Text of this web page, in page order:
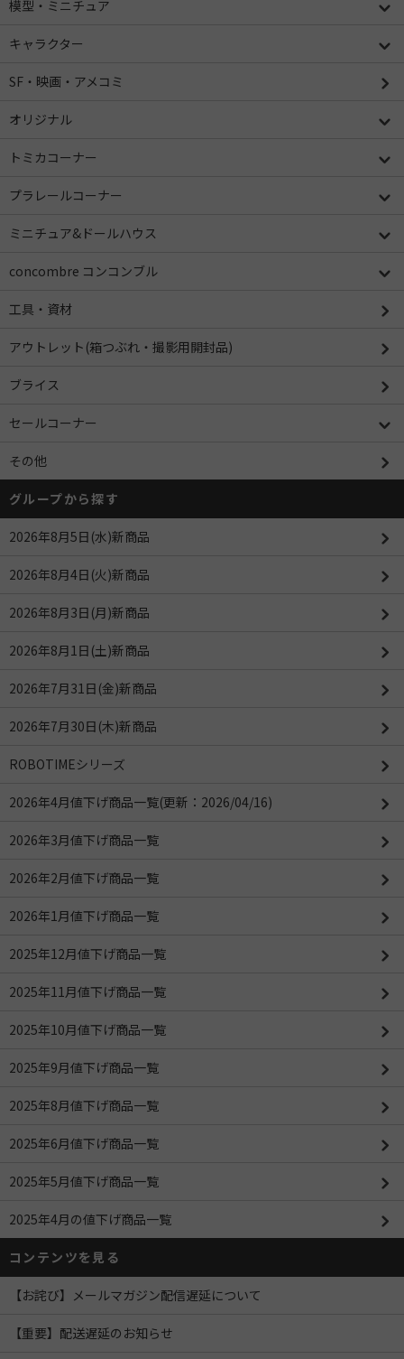
模型・ミニチュア
キャラクター
SF・映画・アメコミ
オリジナル
トミカコーナー
プラレールコーナー
ミニチュア&ドールハウス
concombre コンコンブル
工具・資材
アウトレット(箱つぶれ・撮影用開封品)
ブライス
セールコーナー
その他
グループから探す
2026年8月5日(水)新商品
2026年8月4日(火)新商品
2026年8月3日(月)新商品
2026年8月1日(土)新商品
2026年7月31日(金)新商品
2026年7月30日(木)新商品
ROBOTIMEシリーズ
2026年4月値下げ商品一覧(更新：2026/04/16)
2026年3月値下げ商品一覧
2026年2月値下げ商品一覧
2026年1月値下げ商品一覧
2025年12月値下げ商品一覧
2025年11月値下げ商品一覧
2025年10月値下げ商品一覧
2025年9月値下げ商品一覧
2025年8月値下げ商品一覧
2025年6月値下げ商品一覧
2025年5月値下げ商品一覧
2025年4月の値下げ商品一覧
コンテンツを見る
【お詫び】メールマガジン配信遅延について
【重要】配送遅延のお知らせ